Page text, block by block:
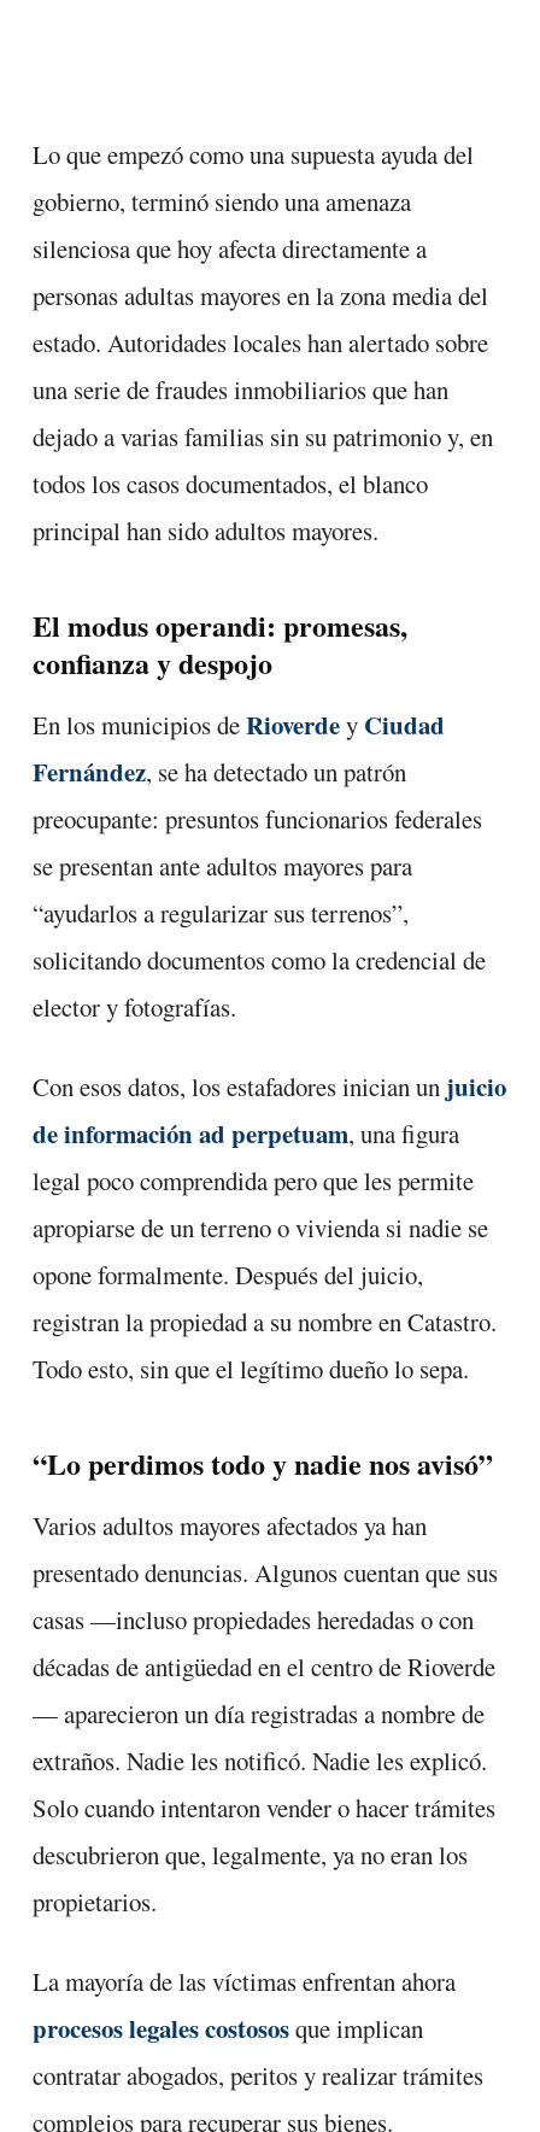
Lo que empezó como una supuesta ayuda del
gobierno, terminó siendo una amenaza
silenciosa que hoy afecta directamente a
personas adultas mayores en la zona media del
estado. Autoridades locales han alertado sobre
una serie de fraudes inmobiliarios que han
dejado a varias familias sin su patrimonio y, en
todos los casos documentados, el blanco
principal han sido adultos mayores.
El modus operandi: promesas,
confianza y despojo
En los municipios deRioverdey Ciudad
Fernández, se ha detectado un patrón
preocupante: presuntos funcionarios federales
se presentan ante adultos mayores para
“ayudarlos a regularizar sus terrenos”,
solicitando documentos como la credencial de
elector y fotografías.
Con esos datos, los estafadores inician un juicio
de información ad perpetuam, una figura
legal poco comprendida pero que les permite
apropiarse de un terreno o vivienda si nadie se
opone formalmente. Después del juicio,
registran la propiedad a su nombre en Catastro.
Todo esto, sin que el legítimo dueño lo sepa.
“Lo perdimos todo y nadie nos avisó”
Varios adultos mayores afectados ya han
presentado denuncias. Algunos cuentan que sus
casas —incluso propiedades heredadas o con
décadas de antigüedad en el centro de Rioverde
— aparecieron un día registradas a nombre de
extraños. Nadie les notificó. Nadie les explicó.
Solo cuando intentaron vender o hacer trámites
descubrieron que, legalmente, ya no eran los
propietarios.
La mayoría de las víctimas enfrentan ahora
procesos legales costososque implican
contratar abogados, peritos y realizar trámites
complejos para recuperar sus bienes.